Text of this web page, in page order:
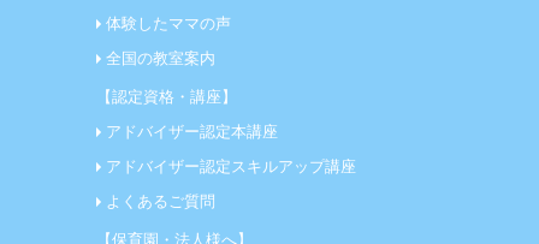
体験したママの声
全国の教室案内
【認定資格・講座】
アドバイザー認定本講座
アドバイザー認定スキルアップ講座
よくあるご質問
【保育園・法人様へ】